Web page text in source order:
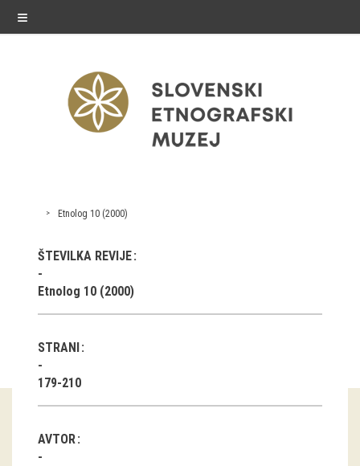
≡
razstave
Stalne razstave
Občasne razstave
Gostovanja
E-razstave
Virtualni sprehodi
Razstavni projekti
Napovednik
Etnolog 10 (2000)
ŠTEVILKA REVIJE
Etnolog 10 (2000)
STRANI
179-210
AVTOR